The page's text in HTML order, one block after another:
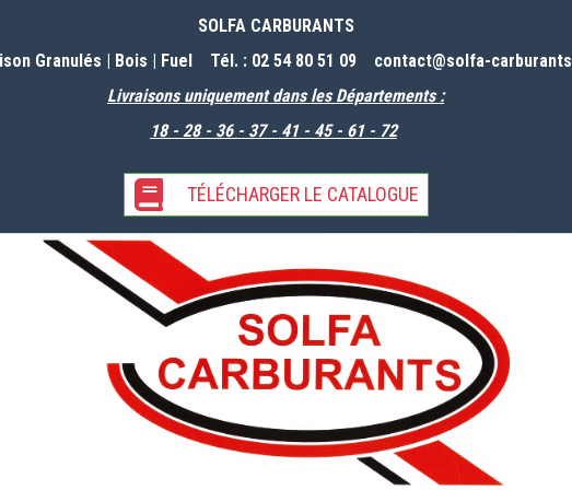
SOLFA CARBURANTS
Granulés | Bois | Fuel Tél. : 02 54 80 51 09 contact@solfa-carburants
Livraisons uniquement dans les Départements :
18 - 28 - 36 - 37 - 41 - 45 - 61 - 72
TÉLÉCHARGER LE CATALOGUE